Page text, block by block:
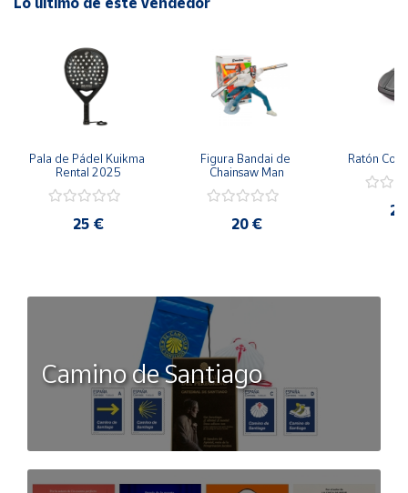
Pala de Pádel Kuikma
Rental 2025
25 €
Figura Bandai de
Chainsaw Man
20 €
Ratón
Camino de Santiago